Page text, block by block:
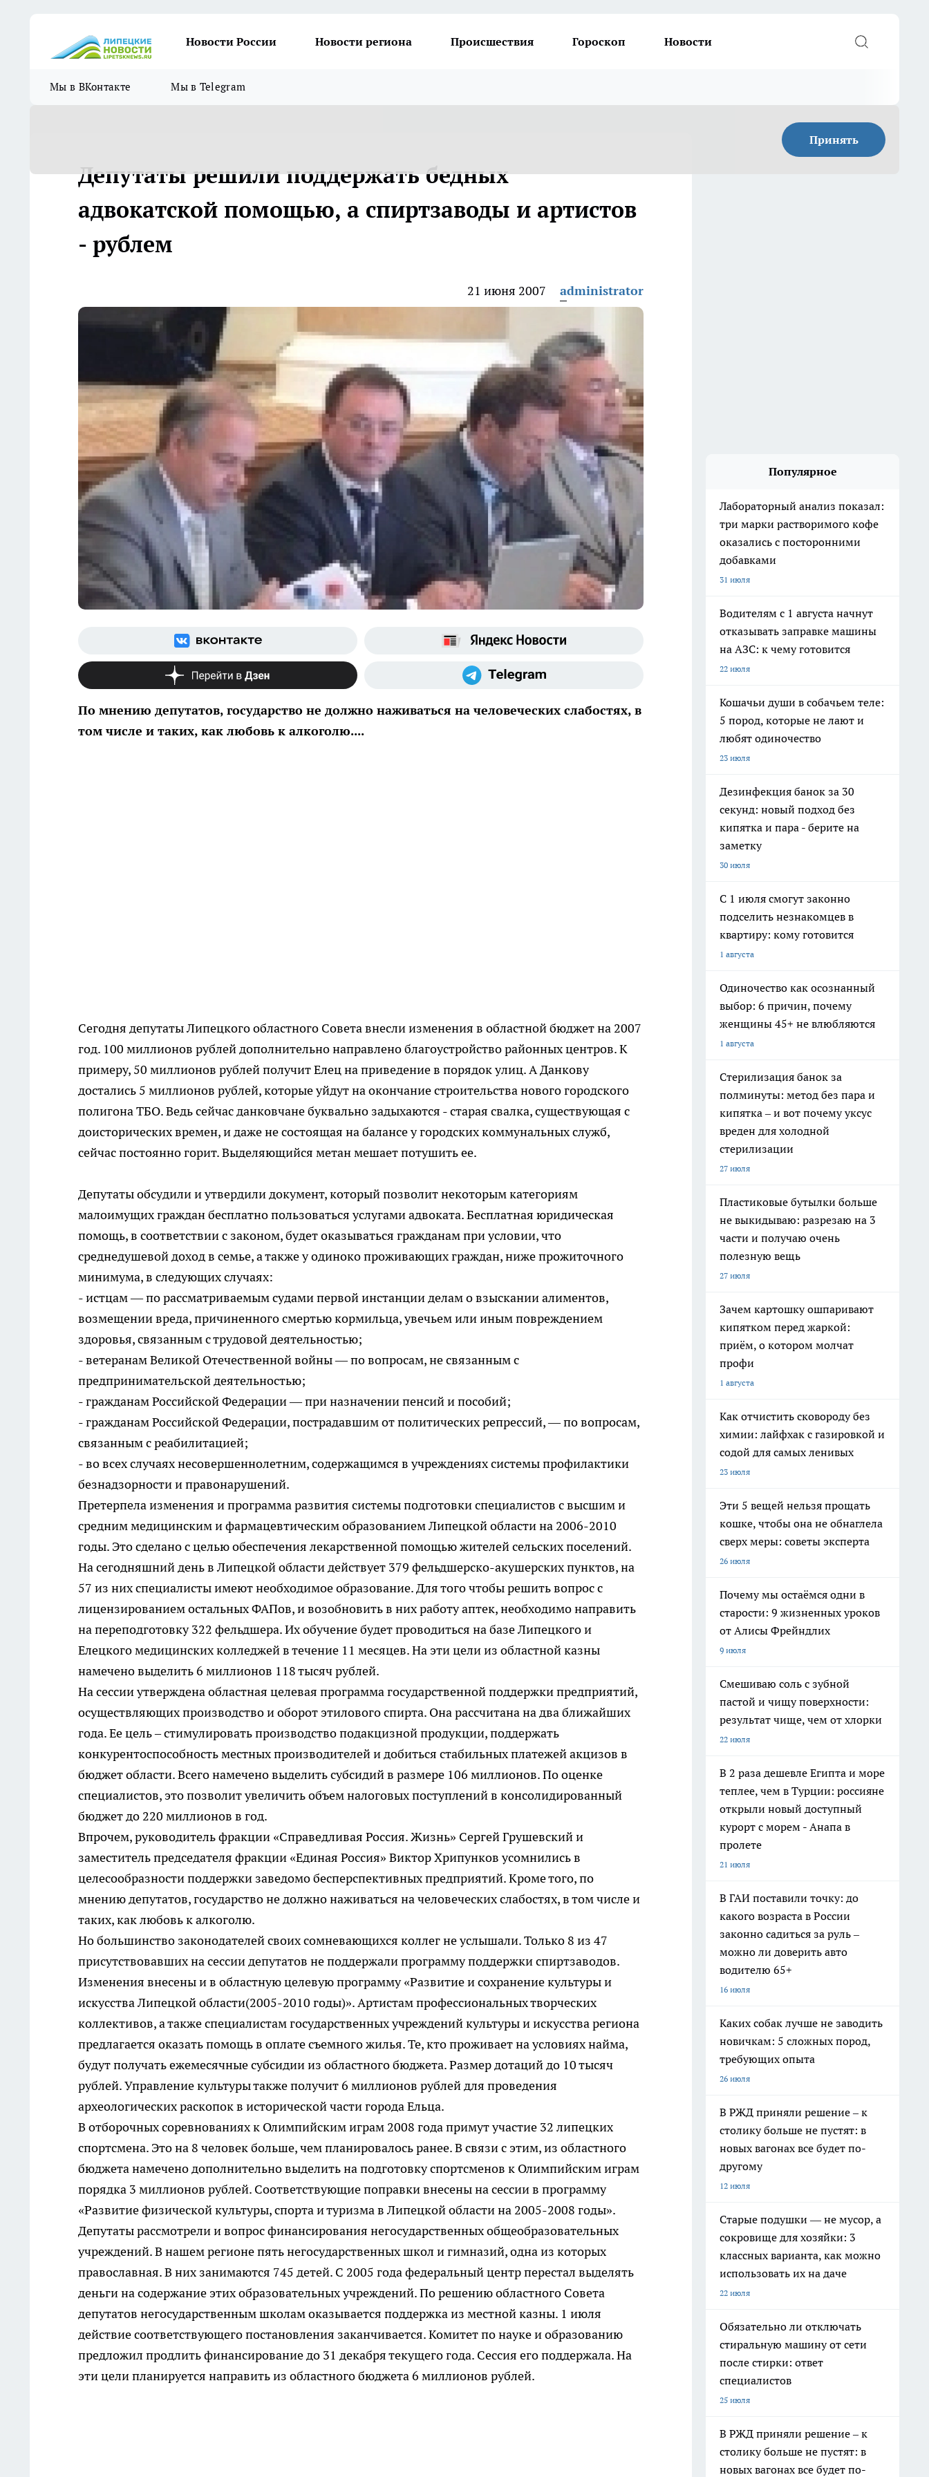
Новости России Новости региона Происшествия Гороскоп Новости
Мы в ВКонтакте Мы в Telegram
Принять
Депутаты решили поддержать бедных
адвокатской помощью, а спиртзаводы и артистов
- рублем
21 июня 2007 administrator
По мнению депутатов, государство не должно наживаться на человеческих слабостях, в
том числе и таких, как любовь к алкоголю....
Сегодня депутаты Липецкого областного Совета внесли изменения в областной бюджет на 2007
год. 100 миллионов рублей дополнительно направлено благоустройство районных центров. К
примеру, 50 миллионов рублей получит Елец на приведение в порядок улиц. А Данкову
достались 5 миллионов рублей, которые уйдут на окончание строительства нового городского
полигона ТБО. Ведь сейчас данковчане буквально задыхаются - старая свалка, существующая с
доисторических времен, и даже не состоящая на балансе у городских коммунальных служб,
сейчас постоянно горит. Выделяющийся метан мешает потушить ее.
Депутаты обсудили и утвердили документ, который позволит некоторым категориям
малоимущих граждан бесплатно пользоваться услугами адвоката. Бесплатная юридическая
помощь, в соответствии с законом, будет оказываться гражданам при условии, что
среднедушевой доход в семье, а также у одиноко проживающих граждан, ниже прожиточного
минимума, в следующих случаях:
- истцам — по рассматриваемым судами первой инстанции делам о взыскании алиментов,
возмещении вреда, причиненного смертью кормильца, увечьем или иным повреждением
здоровья, связанным с трудовой деятельностью;
- ветеранам Великой Отечественной войны — по вопросам, не связанным с
предпринимательской деятельностью;
- гражданам Российской Федерации — при назначении пенсий и пособий;
- гражданам Российской Федерации, пострадавшим от политических репрессий, — по вопросам,
связанным с реабилитацией;
- во всех случаях несовершеннолетним, содержащимся в учреждениях системы профилактики
безнадзорности и правонарушений.
Претерпела изменения и программа развития системы подготовки специалистов с высшим и
средним медицинским и фармацевтическим образованием Липецкой области на 2006-2010
годы. Это сделано с целью обеспечения лекарственной помощью жителей сельских поселений.
На сегодняшний день в Липецкой области действует 379 фельдшерско-акушерских пунктов, на
57 из них специалисты имеют необходимое образование. Для того чтобы решить вопрос с
лицензированием остальных ФАПов, и возобновить в них работу аптек, необходимо направить
на переподготовку 322 фельдшера. Их обучение будет проводиться на базе Липецкого и
Елецкого медицинских колледжей в течение 11 месяцев. На эти цели из областной казны
намечено выделить 6 миллионов 118 тысяч рублей.
На сессии утверждена областная целевая программа государственной поддержки предприятий,
осуществляющих производство и оборот этилового спирта. Она рассчитана на два ближайших
года. Ее цель – стимулировать производство подакцизной продукции, поддержать
конкурентоспособность местных производителей и добиться стабильных платежей акцизов в
бюджет области. Всего намечено выделить субсидий в размере 106 миллионов. По оценке
специалистов, это позволит увеличить объем налоговых поступлений в консолидированный
бюджет до 220 миллионов в год.
Впрочем, руководитель фракции «Справедливая Россия. Жизнь» Сергей Грушевский и
заместитель председателя фракции «Единая Россия» Виктор Хрипунков усомнились в
целесообразности поддержки заведомо бесперспективных предприятий. Кроме того, по
мнению депутатов, государство не должно наживаться на человеческих слабостях, в том числе и
таких, как любовь к алкоголю.
Но большинство законодателей своих сомневающихся коллег не услышали. Только 8 из 47
присутствовавших на сессии депутатов не поддержали программу поддержки спиртзаводов.
Изменения внесены и в областную целевую программу «Развитие и сохранение культуры и
искусства Липецкой области(2005-2010 годы)». Артистам профессиональных творческих
коллективов, а также специалистам государственных учреждений культуры и искусства региона
предлагается оказать помощь в оплате съемного жилья. Те, кто проживает на условиях найма,
будут получать ежемесячные субсидии из областного бюджета. Размер дотаций до 10 тысяч
рублей. Управление культуры также получит 6 миллионов рублей для проведения
археологических раскопок в исторической части города Ельца.
В отборочных соревнованиях к Олимпийским играм 2008 года примут участие 32 липецких
спортсмена. Это на 8 человек больше, чем планировалось ранее. В связи с этим, из областного
бюджета намечено дополнительно выделить на подготовку спортсменов к Олимпийским играм
порядка 3 миллионов рублей. Соответствующие поправки внесены на сессии в программу
«Развитие физической культуры, спорта и туризма в Липецкой области на 2005-2008 годы».
Депутаты рассмотрели и вопрос финансирования негосударственных общеобразовательных
учреждений. В нашем регионе пять негосударственных школ и гимназий, одна из которых
православная. В них занимаются 745 детей. С 2005 года федеральный центр перестал выделять
деньги на содержание этих образовательных учреждений. По решению областного Совета
депутатов негосударственным школам оказывается поддержка из местной казны. 1 июля
действие соответствующего постановления заканчивается. Комитет по науке и образованию
предложил продлить финансирование до 31 декабря текущего года. Сессия его поддержала. На
эти цели планируется направить из областного бюджета 6 миллионов рублей.
Популярное
Лабораторный анализ показал:
три марки растворимого кофе
оказались с посторонними
добавками
31 июля
Водителям с 1 августа начнут
отказывать заправке машины
на АЗС: к чему готовится
22 июля
Кошачьи души в собачьем теле:
5 пород, которые не лают и
любят одиночество
23 июля
Дезинфекция банок за 30
секунд: новый подход без
кипятка и пара - берите на
заметку
30 июля
С 1 июля смогут законно
подселить незнакомцев в
квартиру: кому готовится
1 августа
Одиночество как осознанный
выбор: 6 причин, почему
женщины 45+ не влюбляются
1 августа
Стерилизация банок за
полминуты: метод без пара и
кипятка – и вот почему уксус
вреден для холодной
стерилизации
27 июля
Пластиковые бутылки больше
не выкидываю: разрезаю на 3
части и получаю очень
полезную вещь
27 июля
Зачем картошку ошпаривают
кипятком перед жаркой:
приём, о котором молчат
профи
1 августа
Как отчистить сковороду без
химии: лайфхак с газировкой и
содой для самых ленивых
23 июля
Эти 5 вещей нельзя прощать
кошке, чтобы она не обнаглела
сверх меры: советы эксперта
26 июля
Почему мы остаёмся одни в
старости: 9 жизненных уроков
от Алисы Фрейндлих
9 июля
Смешиваю соль с зубной
пастой и чищу поверхности:
результат чище, чем от хлорки
22 июля
В 2 раза дешевле Египта и море
теплее, чем в Турции: россияне
открыли новый доступный
курорт с морем - Анапа в
пролете
21 июля
В ГАИ поставили точку: до
какого возраста в России
законно садиться за руль –
можно ли доверить авто
водителю 65+
16 июля
Каких собак лучше не заводить
новичкам: 5 сложных пород,
требующих опыта
26 июля
В РЖД приняли решение – к
столику больше не пустят: в
новых вагонах все будет по-
другому
12 июля
Старые подушки — не мусор, а
сокровище для хозяйки: 3
классных варианта, как можно
использовать их на даче
22 июля
Обязательно ли отключать
стиральную машину от сети
после стирки: ответ
специалистов
25 июля
В РЖД приняли решение – к
столику больше не пустят: в
новых вагонах все будет по-